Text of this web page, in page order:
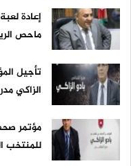
إعادة
ماحص
تأجيل
الزاكي
مؤتمر
للمنتخب